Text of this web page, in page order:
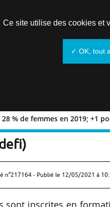
% de femmes en 2019; +1
28 % de
n°217164 - Publié le 12/05/2021 à
Ce site utilise des cookies et
✓ OK, tout